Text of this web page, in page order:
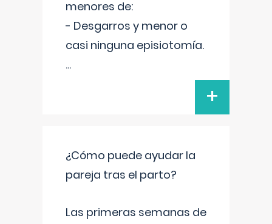
menores de:
- Desgarros y menor o
casi ninguna episiotomía.
...
+
¿Cómo puede ayudar la
pareja tras el parto?
Las primeras semanas de